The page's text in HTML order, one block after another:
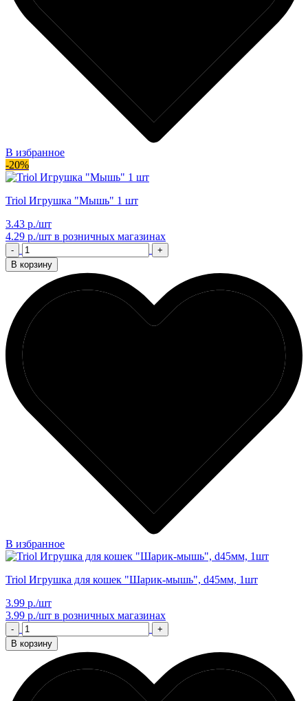
В избранное
-20%
Triol Игрушка "Мышь" 1 шт
3.43 р./шт
4.29 р./шт в розничных магазинах
-
+
В корзину
В избранное
Triol Игрушка для кошек "Шарик-мышь", d45мм, 1шт
3.99 р./шт
3.99 р./шт в розничных магазинах
-
+
В корзину